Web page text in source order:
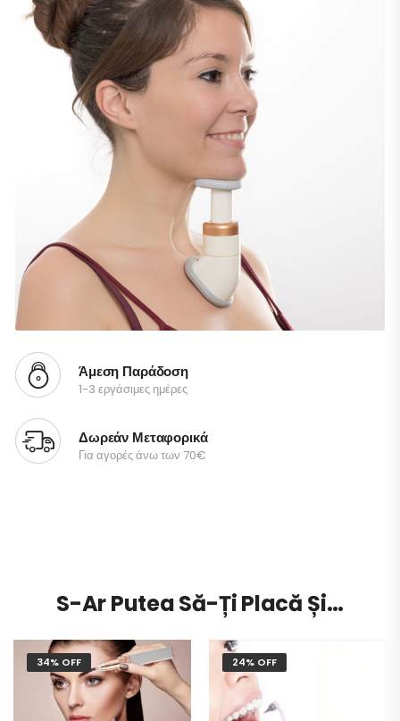
Άμεση Παράδοση
1-3 εργάσιμες ημέρες
Δωρεάν Μεταφορικά
Για αγορές άνω των 70€
S-Ar Putea Să-Ți Placă Și…
34% OFF 24% OFF